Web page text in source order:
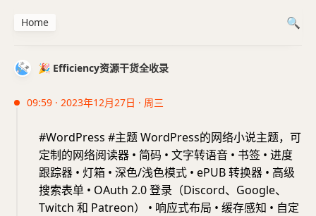
🎉 Efficiency资源干货全收录
09:59 · 2023年12月27日 · 周三
#WordPress #主题 WordPress的网络小说主题，可
定制的网络阅读器 • 简码 • 文字转语音 • 书签 • 进度
跟踪器 • 灯箱 • 深色/浅色模式 • ePUB 转换器 • 高级
搜索表单 • OAuth 2.0 登录（Discord、Google、
Twitch 和 Patreon） • 响应式布局 • 缓存感知 • 自定
Home